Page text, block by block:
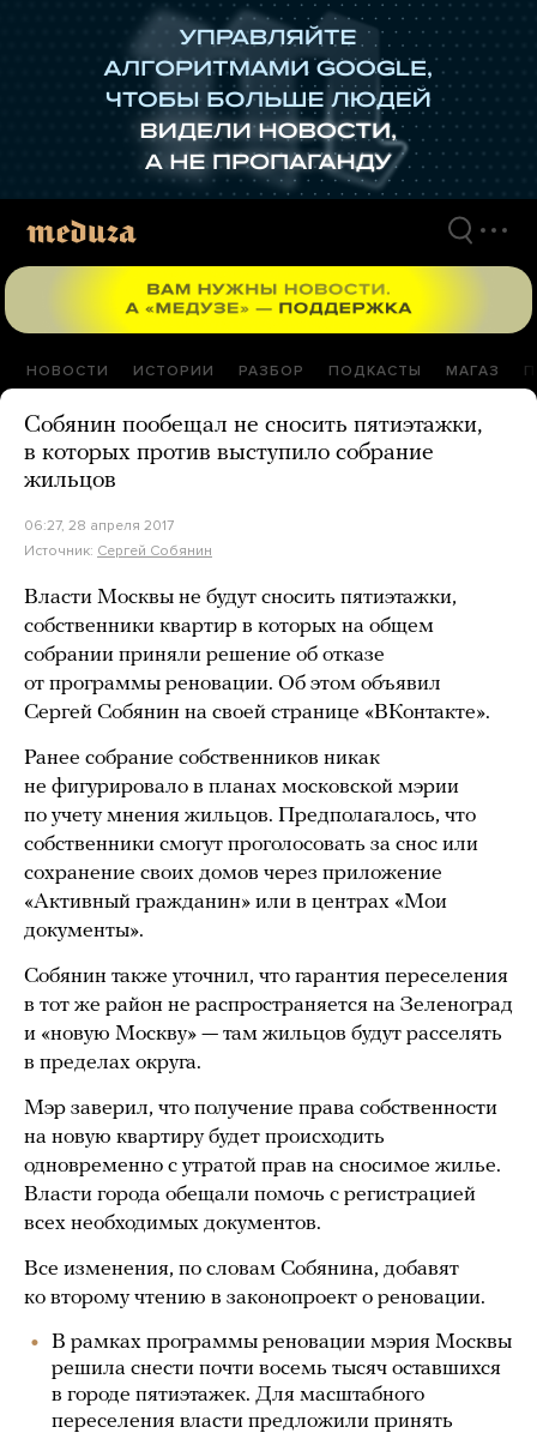
НОВОСТИ ИСТОРИИ РАЗБОР ПОДКАСТЫ МАГАЗ
Собянин пообещал не сносить пятиэтажки,
в которых против выступило собрание
жильцов
06:27, 28 апреля 2017
Источник: Сергей Собянин
Власти Москвы не будут сносить пятиэтажки,
собственники квартир в которых на общем
собрании приняли решение об отказе
от программы реновации. Об этом объявил
Сергей Собянин на своей странице «ВКонтакте».
Ранее собрание собственников никак
не фигурировало в планах московской мэрии
по учету мнения жильцов. Предполагалось, что
собственники смогут проголосовать за снос или
сохранение своих домов через приложение
«Активный гражданин» или в центрах «Мои
документы».
Собянин также уточнил, что гарантия переселения
в тот же район не распространяется на Зеленоград
и «новую Москву» — там жильцов будут расселять
в пределах округа.
Мэр заверил, что получение права собственности
на новую квартиру будет происходить
одновременно с утратой прав на сносимое жилье.
Власти города обещали помочь с регистрацией
всех необходимых документов.
Все изменения, по словам Собянина, добавят
ко второму чтению в законопроект о реновации.
В рамках программы реновации мэрия Москвы
решила снести почти восемь тысяч оставшихся
в городе пятиэтажек. Для масштабного
переселения власти предложили принять